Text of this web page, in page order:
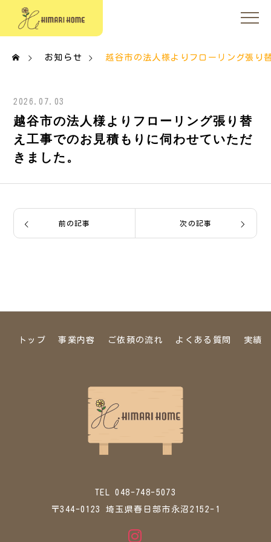
お知らせ 越谷市の法人様よりフローリング張り
2026.07.03
越谷市の法人様よりフローリング張り替
え工事でのお見積もりに伺わせていただ
きました。
前の記事 次の記事
トップ 事業内容 ご依頼の流れ よくある質問 実績
TEL 048-748-5073
〒344-0123 埼玉県春日部市永沼2152-1